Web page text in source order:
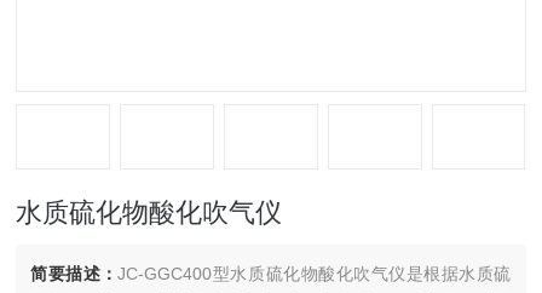
水质硫化物酸化吹气仪
简要描述：JC-GGC400型水质硫化物酸化吹气仪是根据水质硫